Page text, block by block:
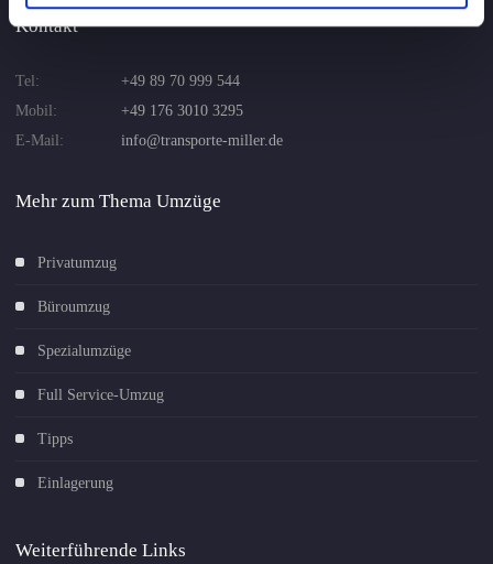
Kontakt
Tel:
+49 89 70 999 544
Mobil:
+49 176 3010 3295
E-Mail:
info@transporte-miller.de
Mehr zum Thema Umzüge
Privatumzug
Büroumzug
Spezialumzüge
Full Service-Umzug
Tipps
Einlagerung
Weiterführende Links